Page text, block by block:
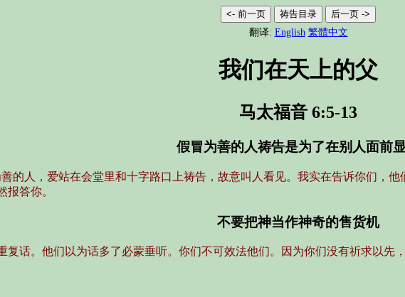
<- 前一页 祷告目录 后一页 ->
翻译: English 繁體中文
我们在天上的父
马太福音 6:5-13
假冒为善的人祷告是为了在别人面前
的人，爱站在会堂里和十字路口上祷告，故意叫人看见。我实在告诉你们，
报答你。
不要把神当作神奇的售货机
复话。他们以为话多了必蒙垂听。你们不可效法他们。因为你们没有祈求以先